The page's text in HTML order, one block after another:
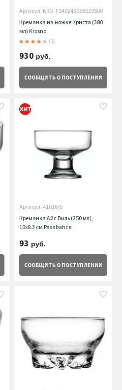
Артикул: KRO-F540243038029500
Креманка на ножке Криста (380
мл) Krosno
(1)
930 руб.
СООБЩИТЬ О ПОСТУПЛЕНИИ
Артикул: 41016/b
Креманка Айс Виль (250 мл),
10х8.3 см Pasabahce
93 руб.
СООБЩИТЬ О ПОСТУПЛЕНИИ